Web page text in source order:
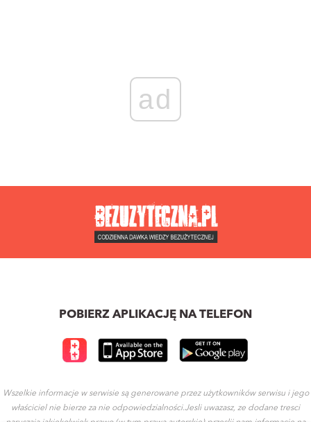
ad
POBIERZ APLIKACJĘ NA TELEFON
Wszelkie informacje w serwisie są generowane przez użytkowników serwisu i jego
właściciel nie bierze za nie odpowiedzialności.Jesli uwazasz, ze dodane tresci